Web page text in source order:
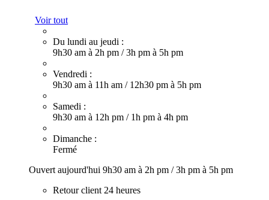
Voir tout
Du lundi au jeudi :
9h30 am à 2h pm /3h pm à 5h pm
Vendredi :
9h30 am à 11h am / 12h30 pm à 5h pm
Samedi :
9h30 am à 12h pm / 1h pm à 4h pm
Dimanche :
Fermé
Ouvert aujourd'hui 9h30 am à 2h pm /3h pm à 5h pm
Retour client 24 heures